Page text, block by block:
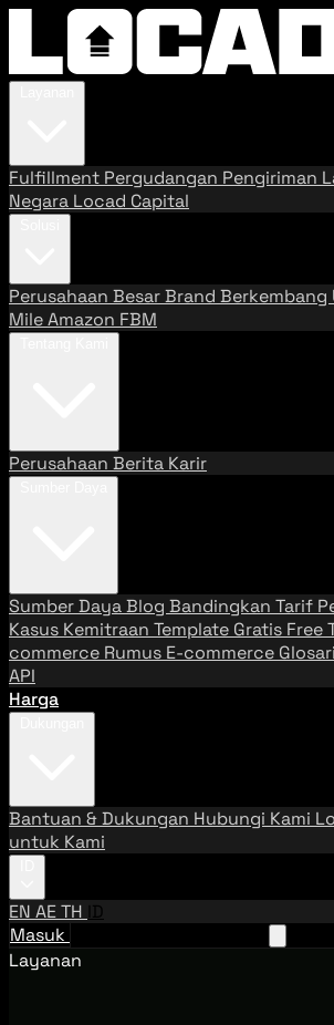
Fulfillment Pergudangan Pengiriman
Negara Locad Capital
Perusahaan BesarBrand Berkembang
MileAmazon FBM
Perusahaan Berita Karir
Sumber DayaBlog Bandingkan Tarif
Kasus Kemitraan Template Gratis Free
commerce Rumus E-commerce
API
Harga
Bantuan & Dukungan Hubungi Kami
untuk Kami
EN AETH ID
Masuk
Layanan